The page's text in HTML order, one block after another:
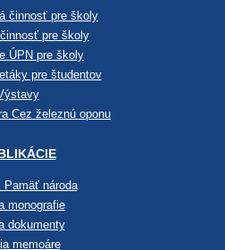
činnosť pre školy
pre školy
ÚPN pre školy
pre študentov
Cez železnú oponu
Pamäť národa
monografie
dokumenty
memoáre